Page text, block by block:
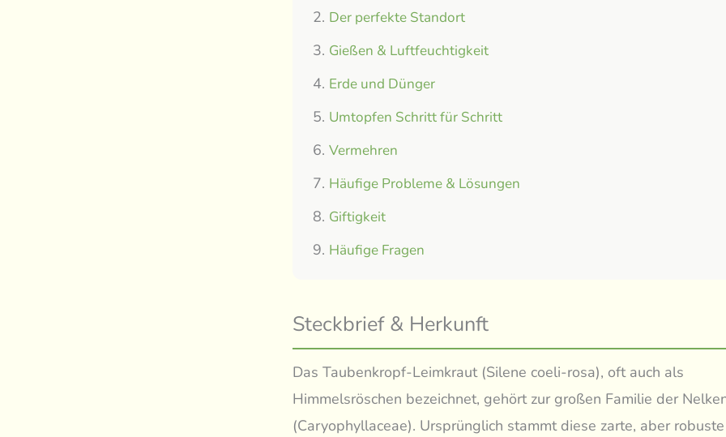
Der perfekte Standort
Gießen & Luftfeuchtigkeit
Erde und Dünger
Umtopfen Schritt für Schritt
Vermehren
Häufige Probleme & Lösungen
Giftigkeit
Häufige Fragen
Steckbrief & Herkunft
Das Taubenkropf-Leimkraut (Silene coeli-rosa), oft auch als
Himmelsröschen bezeichnet, gehört zur großen Familie der
(Caryophyllaceae). Ursprünglich stammt diese zarte, aber